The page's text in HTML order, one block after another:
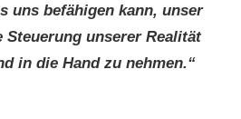
uns befähigen kann, unser
Steuerung unserer Realität
in die Hand zu nehmen.“